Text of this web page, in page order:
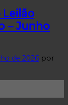
Leilão
– Junho
de 2026 por